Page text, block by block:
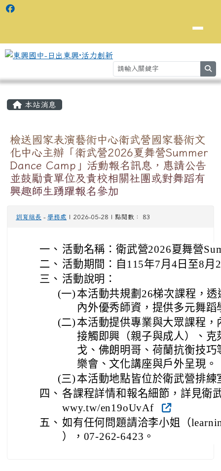
本站消息
檢送國家表演藝術中心衛武營國家藝術文
化中心主辦「衛武營2026夏舞營Summer
Dance Camp」活動報名訊息，惠請公告
並鼓勵貴單位及貴校相關社團或對舞蹈有
興趣師生踴躍報名參加
訓育組長 - 學務處 | 2026-05-28 | 點閱數： 83
一、 活動名稱：衛武營2026夏舞營
二、 活動期間：自115年7月4日至8月
三、 活動說明：
(一) 本活動共規劃26梯次課程，
內外優秀師資，提供多元舞
(二) 本活動提供專業與大眾課程
接觸即興（親子與成人）、
戈、佛朗明哥、荷蘭抗衡技
樂會、文化講座與戶外呈現。
(三) 本活動地點皆位於衛武營排練
四、 各課程詳情和報名細節，詳見衛
wwy.tw/en19oUvAf
五、 如有任何問題請洽李小姐（
），07-262-6423。